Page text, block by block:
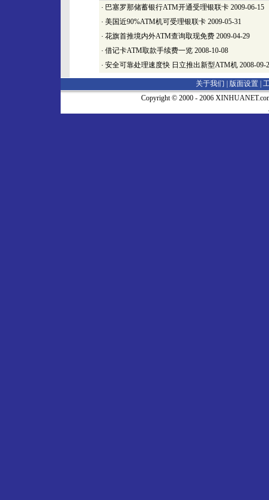
· 巴塞罗那储蓄银行ATM开通受理银联卡 2009-06-15
· 美国近90%ATM机可受理银联卡 2009-05-31
· 花旗首推境内外ATM查询取现免费 2009-04-29
· 借记卡ATM取款手续费一览 2008-10-08
· 安全可靠处理速度快 日立推出新型ATM机 2008-09-
关于我们 | 版面设置
Copyright © 2000 - 2006